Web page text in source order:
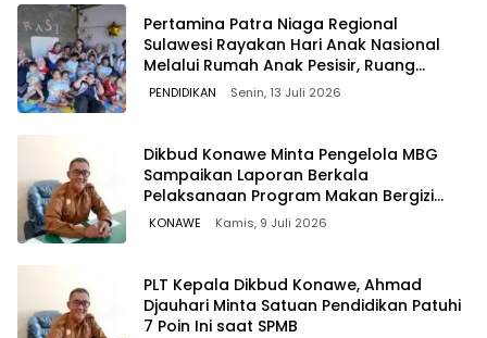
Pertamina Patra Niaga Regional
Sulawesi Rayakan Hari Anak Nasional
Melalui Rumah Anak Pesisir, Ruang
Tumbuh Generasi Penjaga Pesisir
PENDIDIKAN Senin, 13 Juli 2026
Dikbud Konawe Minta Pengelola MBG
Sampaikan Laporan Berkala
Pelaksanaan Program Makan Bergizi
Gratis
KONAWE Kamis, 9 Juli 2026
PLT Kepala Dikbud Konawe, Ahmad
Djauhari Minta Satuan Pendidikan Patuhi
7 Poin Ini saat SPMB